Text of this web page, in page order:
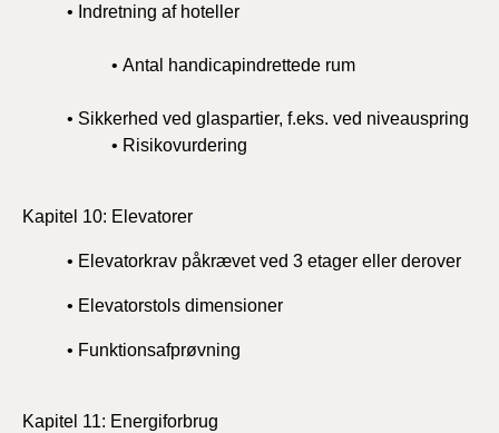
• Indretning af hoteller
• Antal handicapindrettede rum
• Sikkerhed ved glaspartier, f.eks. ved niveauspring
• Risikovurdering
Kapitel 10: Elevatorer
• Elevatorkrav påkrævet ved 3 etager eller derover
• Elevatorstols dimensioner
• Funktionsafprøvning
Kapitel 11: Energiforbrug